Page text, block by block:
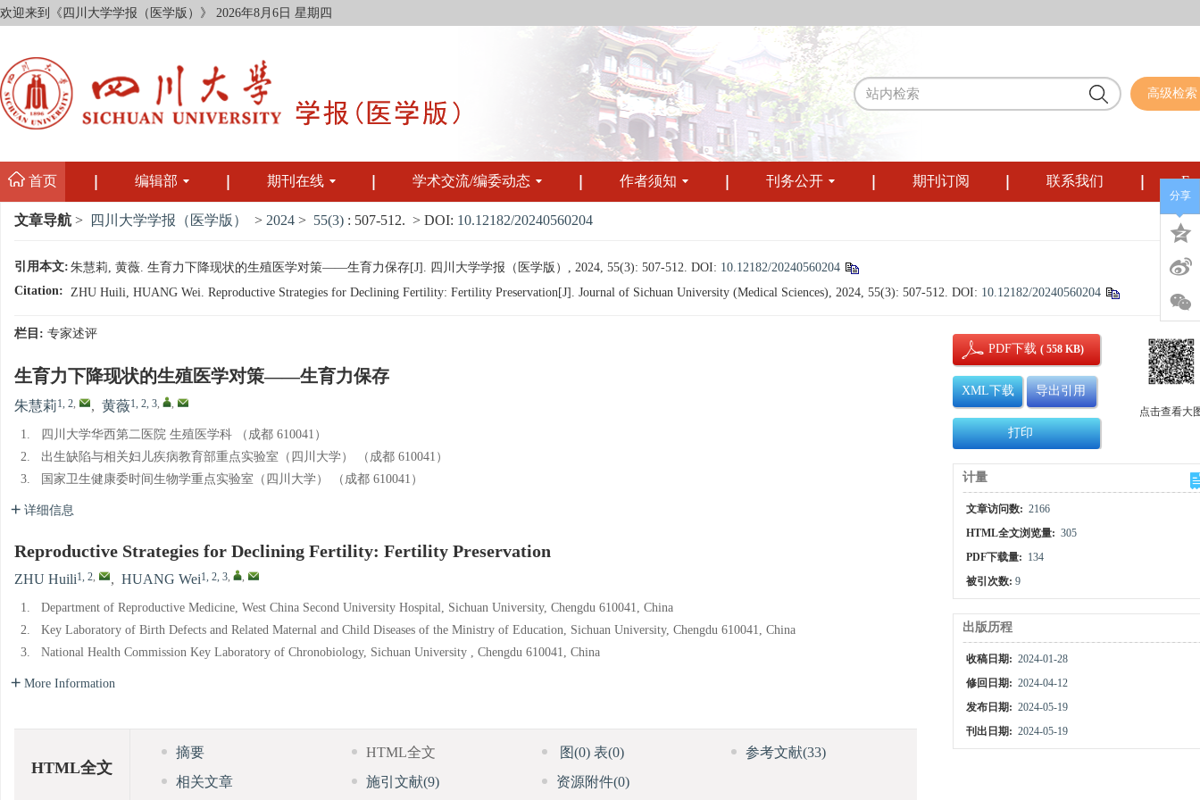
欢迎来到《四川大学学报（医学版）》 2026年8月6日 星期四
高级检索
首页 编辑部 期刊在线 学术交流/编委动态 作者须知 刊务公开 期刊订阅 联系我们
文章导航 > 四川大学学报（医学版） > 2024 > 55(3) : 507-512. > DOI: 10.12182/20240560204
引用本文:朱慧莉, 黄薇. 生育力下降现状的生殖医学对策——生育力保存[J]. 四川大学学报（医学版）, 2024, 55(3): 507-512. DOI: 10.12182/20240560204
Citation: ZHU Huili, HUANG Wei. Reproductive Strategies for Declining Fertility: Fertility Preservation[J]. Journal of Sichuan University (Medical Sciences), 2024, 55(3): 507-512. DOI: 10.12182/20240560204
栏目: 专家述评
生育力下降现状的生殖医学对策——生育力保存
朱慧莉1, 2, , 黄薇1, 2, 3, ,
1.
四川大学华西第二医院 生殖医学科 （成都 610041）
2.
出生缺陷与相关妇儿疾病教育部重点实验室（四川大学） （成都 610041）
3.
国家卫生健康委时间生物学重点实验室（四川大学） （成都 610041）
详细信息
Reproductive Strategies for Declining Fertility: Fertility Preservation
ZHU Huili1, 2, , HUANG Wei1, 2, 3, ,
1.
Department of Reproductive Medicine, West China Second University Hospital, Sichuan University, Chengdu 610041, China
2.
Key Laboratory of Birth Defects and Related Maternal and Child Diseases of the Ministry of Education, Sichuan University, Chengdu 610041, China
3.
National Health Commission Key Laboratory of Chronobiology, Sichuan University , Chengdu 610041, China
More Information
HTML全文
摘要 HTML全文 图(0)表(0) 参考文献(33)
相关文章
施引文献(9) 资源附件(0)
PDF下载( 558 KB)
XML下载 导出引用
打印
点击查看大
计量
文章访问数: 2166
HTML全文浏览量: 305
PDF下载量: 134
被引次数:9
出版历程
收稿日期: 2024-01-28
修回日期: 2024-04-12
发布日期: 2024-05-19
刊出日期: 2024-05-19
分享